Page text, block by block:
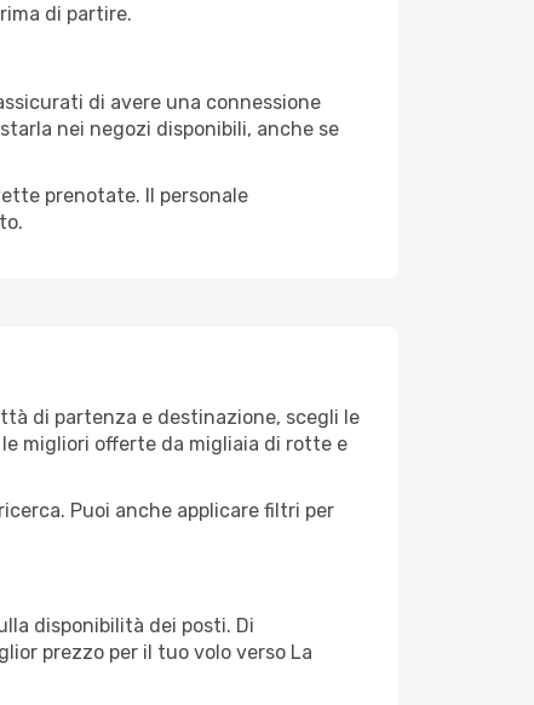
di partire.
di avere una connessione
nei negozi disponibili, anche se
prenotate. Il personale
di partenza e destinazione, scegli le
migliori offerte da migliaia di rotte e
Puoi anche applicare filtri per
disponibilità dei posti. Di
prezzo per il tuo volo verso La